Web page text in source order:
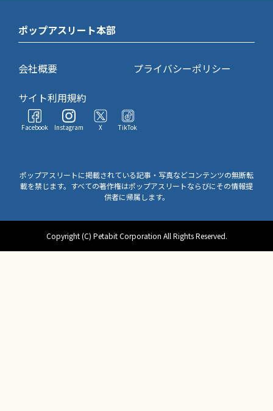
ポップアスリート本部
会社概要
プライバシーポリシー
サイト利用規約
Facebook Instagram X TikTok
ポップアスリートに掲載されている記事・写真などコンテンツの無断転
載を禁じます。すべての著作権はポップアスリートならびにその情報提
供者に帰属します。
Copyright (C) Petabit Corporation All Rights Reserved.